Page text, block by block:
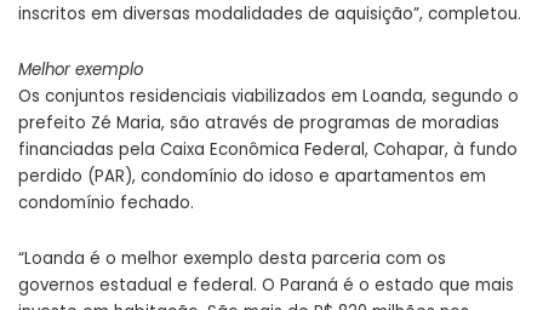
inscritos em diversas modalidades de aquisição”, completou.
Melhor exemplo
Os conjuntos residenciais viabilizados em Loanda, segundo o
prefeito Zé Maria, são através de programas de moradias
financiadas pela Caixa Econômica Federal, Cohapar, à fundo
perdido (PAR), condomínio do idoso e apartamentos em
condomínio fechado.
“Loanda é o melhor exemplo desta parceria com os
governos estadual e federal. O Paraná é o estado que mais